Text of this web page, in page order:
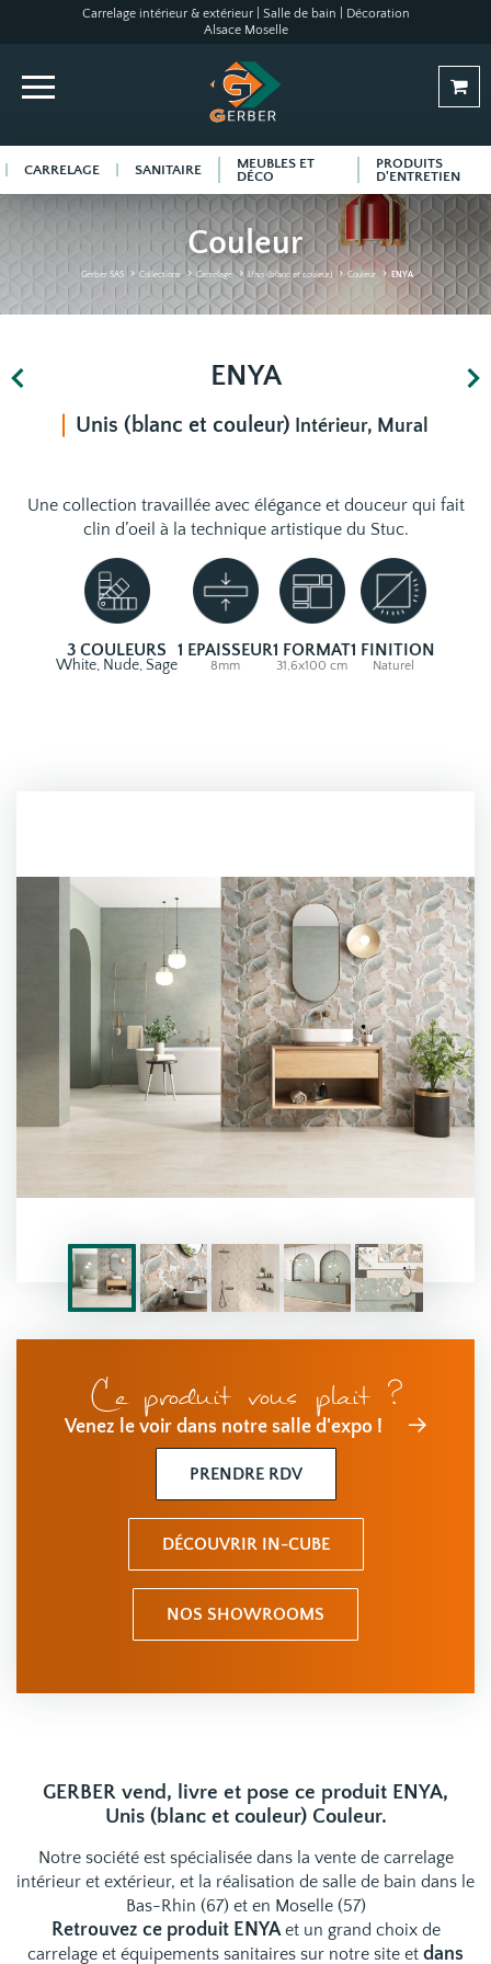
Carrelage intérieur & extérieur | Salle de bain | Décoration
Alsace Moselle
CARRELAGE SANITAIRE
MEUBLES ET
DÉCO
PRODUITS
D'ENTRETIEN
Couleur
Gerber SAS Collections Carrelage Unis (blanc et couleur) Couleur ENYA
ENYA
Unis (blanc et couleur) Intérieur, Mural
Une collection travaillée avec élégance et douceur qui fait
clin d’oeil à la technique artistique du Stuc.
3 COULEURS
White, Nude, Sage
1 EPAISSEUR
8mm
1 FORMAT
31,6x100 cm
1 FINITION
Naturel
Ce produit vous plait ?
Venez le voir dans notre salle d'expo !
PRENDRE RDV
DÉCOUVRIR IN-CUBE
NOS SHOWROOMS
GERBER vend, livre et pose ce produit ENYA,
Unis (blanc et couleur) Couleur.
Notre société est spécialisée dans la vente de carrelage
intérieur et extérieur, et la réalisation de salle de bain dans le
Bas-Rhin (67) et en Moselle (57)
Retrouvez ce produit ENYAet un grand choix de
carrelage et équipements sanitaires sur notre site et dans